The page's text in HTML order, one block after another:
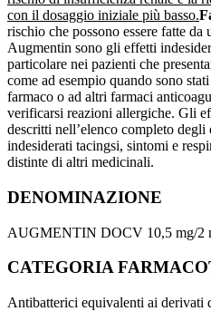
con il dosaggio iniziale più basso.
rischio che possono essere fatte da
Augmentin sono gli effetti
particolare nei pazienti che
come ad esempio quando sono
farmaco o ad altri farmaci
verificarsi reazioni allergiche. Gli
descritti nell’elenco completo
indesiderati tacingsi, sintomi e
distinte di altri medicinali.
DENOMINAZIONE
AUGMENTIN DOCV 10,5 mg/2
CATEGORIA
Antibatterici equivalenti ai derivati